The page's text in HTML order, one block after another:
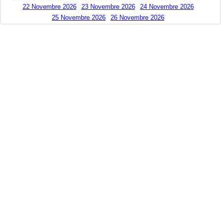
22 Novembre 2026 23 Novembre 2026
24 Novembre 2026
25 Novembre 2026
26 Novembre 2026